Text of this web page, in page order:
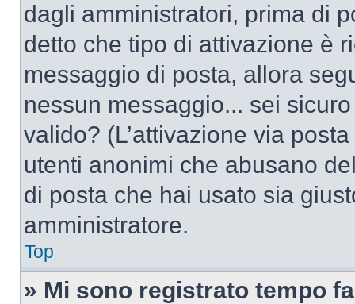
dagli amministratori, prima di
detto che tipo di attivazione è
messaggio di posta, allora
nessun messaggio... sei
valido? (L’attivazione via
utenti anonimi che abusano
di posta che hai usato sia
amministratore.
Top
» Mi sono registrato tempo